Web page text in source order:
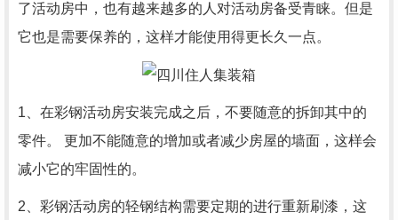
了活动房中，也有越来越多的人对活动房备受青睐。但是
它也是需要保养的，这样才能使用得更长久一点。
1、在彩钢活动房安装完成之后，不要随意的拆卸其中的
零件。 更加不能随意的增加或者减少房屋的墙面，这样会
减小它的牢固性的。
2、彩钢活动房的轻钢结构需要定期的进行重新刷漆，这